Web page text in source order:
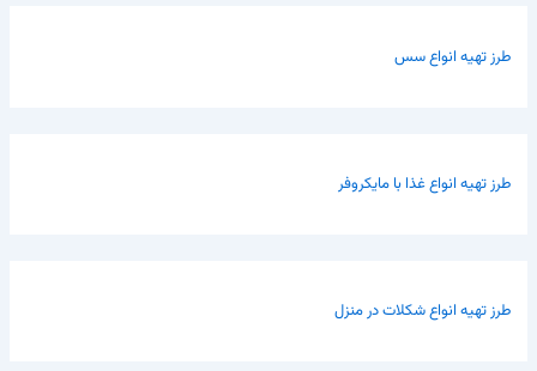
طرز تهیه انواع سس
طرز تهیه انواع غذا با مایکروفر
طرز تهیه انواع شکلات در منزل